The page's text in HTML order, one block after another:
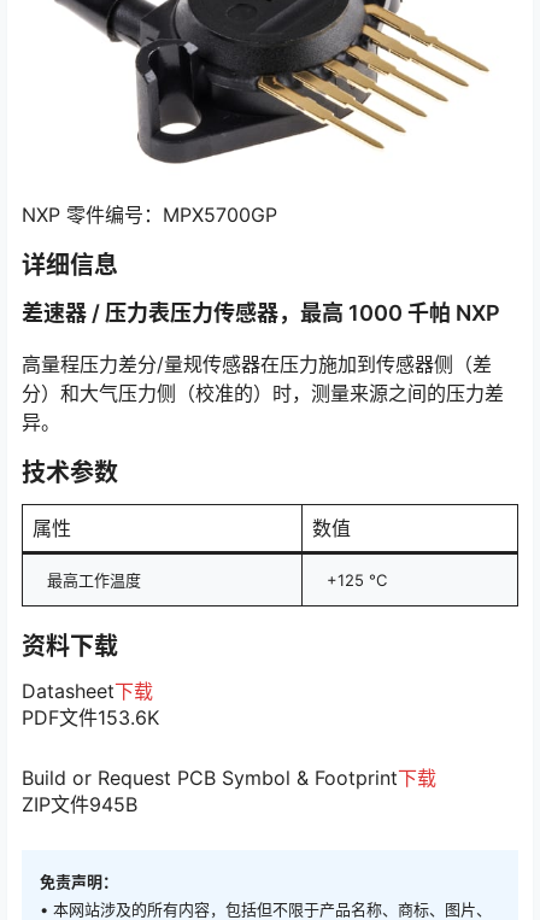
NXP 零件编号：MPX5700GP
详细信息
差速器 / 压力表压力传感器，最高 1000 千帕 NXP
高量程压力差分/量规传感器在压力施加到传感器侧（差
分）和大气压力侧（校准的）时，测量来源之间的压力差
异。
技术参数
属性 数值
最高工作温度 +125 °C
资料下载
Datasheet下载
PDF文件153.6K
Build or Request PCB Symbol & Footprint下载
ZIP文件945B
免责声明：
• 本网站涉及的所有内容，包括但不限于产品名称、商标、图片、